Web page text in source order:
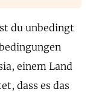
du unbedingt
einem Land
dass es das